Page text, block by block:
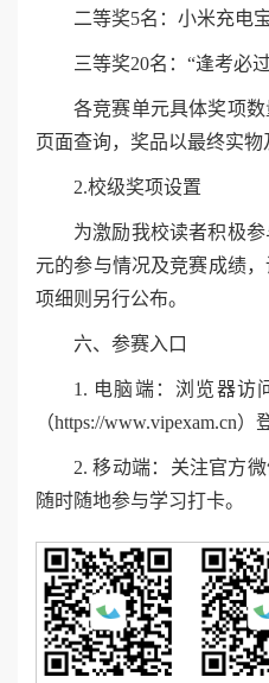
二等奖5名：小米充电
三等奖20名：“逢考必
各竞赛单元具体奖项
页面查询，奖品以最终实物
2.校级奖项设置
为激励我校读者积极
元的参与情况及竞赛成绩
项细则另行公布。
六、参赛入口
1. 电脑端：浏览器访
（https://www.vipexam.cn）
2. 移动端：关注官方
随时随地参与学习打卡。